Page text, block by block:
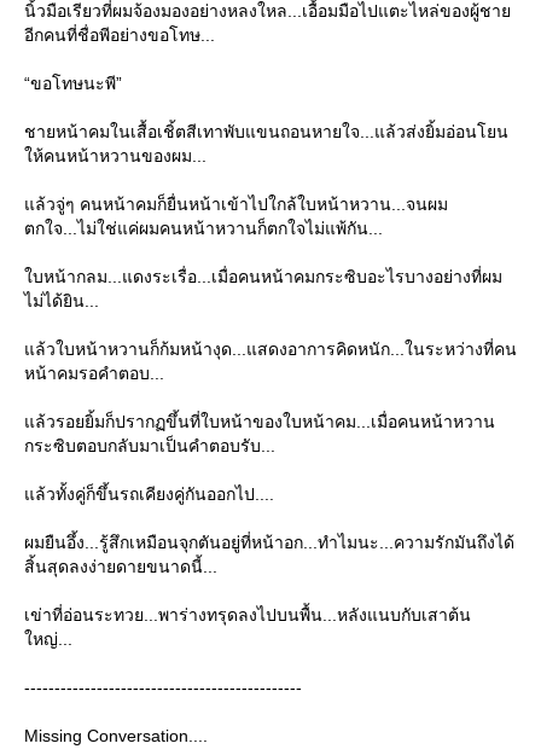
นิ้วมือเรียวที่ผมจ้องมองอย่างหลงใหล...เอื้อมมือไปแตะไหล่ของผู้ชา
อีกคนที่ชื่อพีอย่างขอโทษ...
“ขอโทษนะพี”
ชายหน้าคมในเสื้อเชิ้ตสีเทาพับแขนถอนหายใจ...แล้วส่งยิ้มอ่อนโยน
ห้คนหน้าหวานของผม...
ล้วจู่ๆ คนหน้าคมก็ยื่นหน้าเข้าไปใกล้ใบหน้าหวาน...จนผม
ตกใจ...ไม่ใช่แค่ผมคนหน้าหวานก็ตกใจไม่แพ้กัน...
บหน้ากลม...แดงระเรื่อ...เมื่อคนหน้าคมกระซิบอะไรบางอย่างที่ผม
ไม่ได้ยิน...
ล้วใบหน้าหวานก็ก้มหน้างุด...แสดงอาการคิดหนัก...ในระหว่างที่คน
หน้าคมรอคำตอบ...
ล้วรอยยิ้มก็ปรากฏขึ้นที่ใบหน้าของใบหน้าคม...เมื่อคนหน้าหวาน
กระซิบตอบกลับมาเป็นคำตอบรับ...
ล้วทั้งคู่ก็ขึ้นรถเคียงคู่กันออกไป....
ผมยืนอึ้ง...รู้สึกเหมือนจุกตันอยู่ที่หน้าอก...ทำไมนะ...ความรักมันถึงได้
สิ้นสุดลงง่ายดายขนาดนี้...
เข่าที่อ่อนระทวย...พาร่างทรุดลงไปบนพื้น...หลังแนบกับเสาต้น
หญ่...
----------------------------------------------
Missing Conversation....